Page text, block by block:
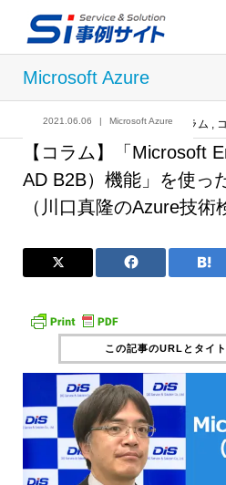
Microsoft Azure
記事 Microsoft Azure , コラム
2021.06.06 Microsoft Azure
【コラム】「Microsoft
AD B2B）機能」を使っ
（川口真隆のAzure技術
この記事のURLとタイ